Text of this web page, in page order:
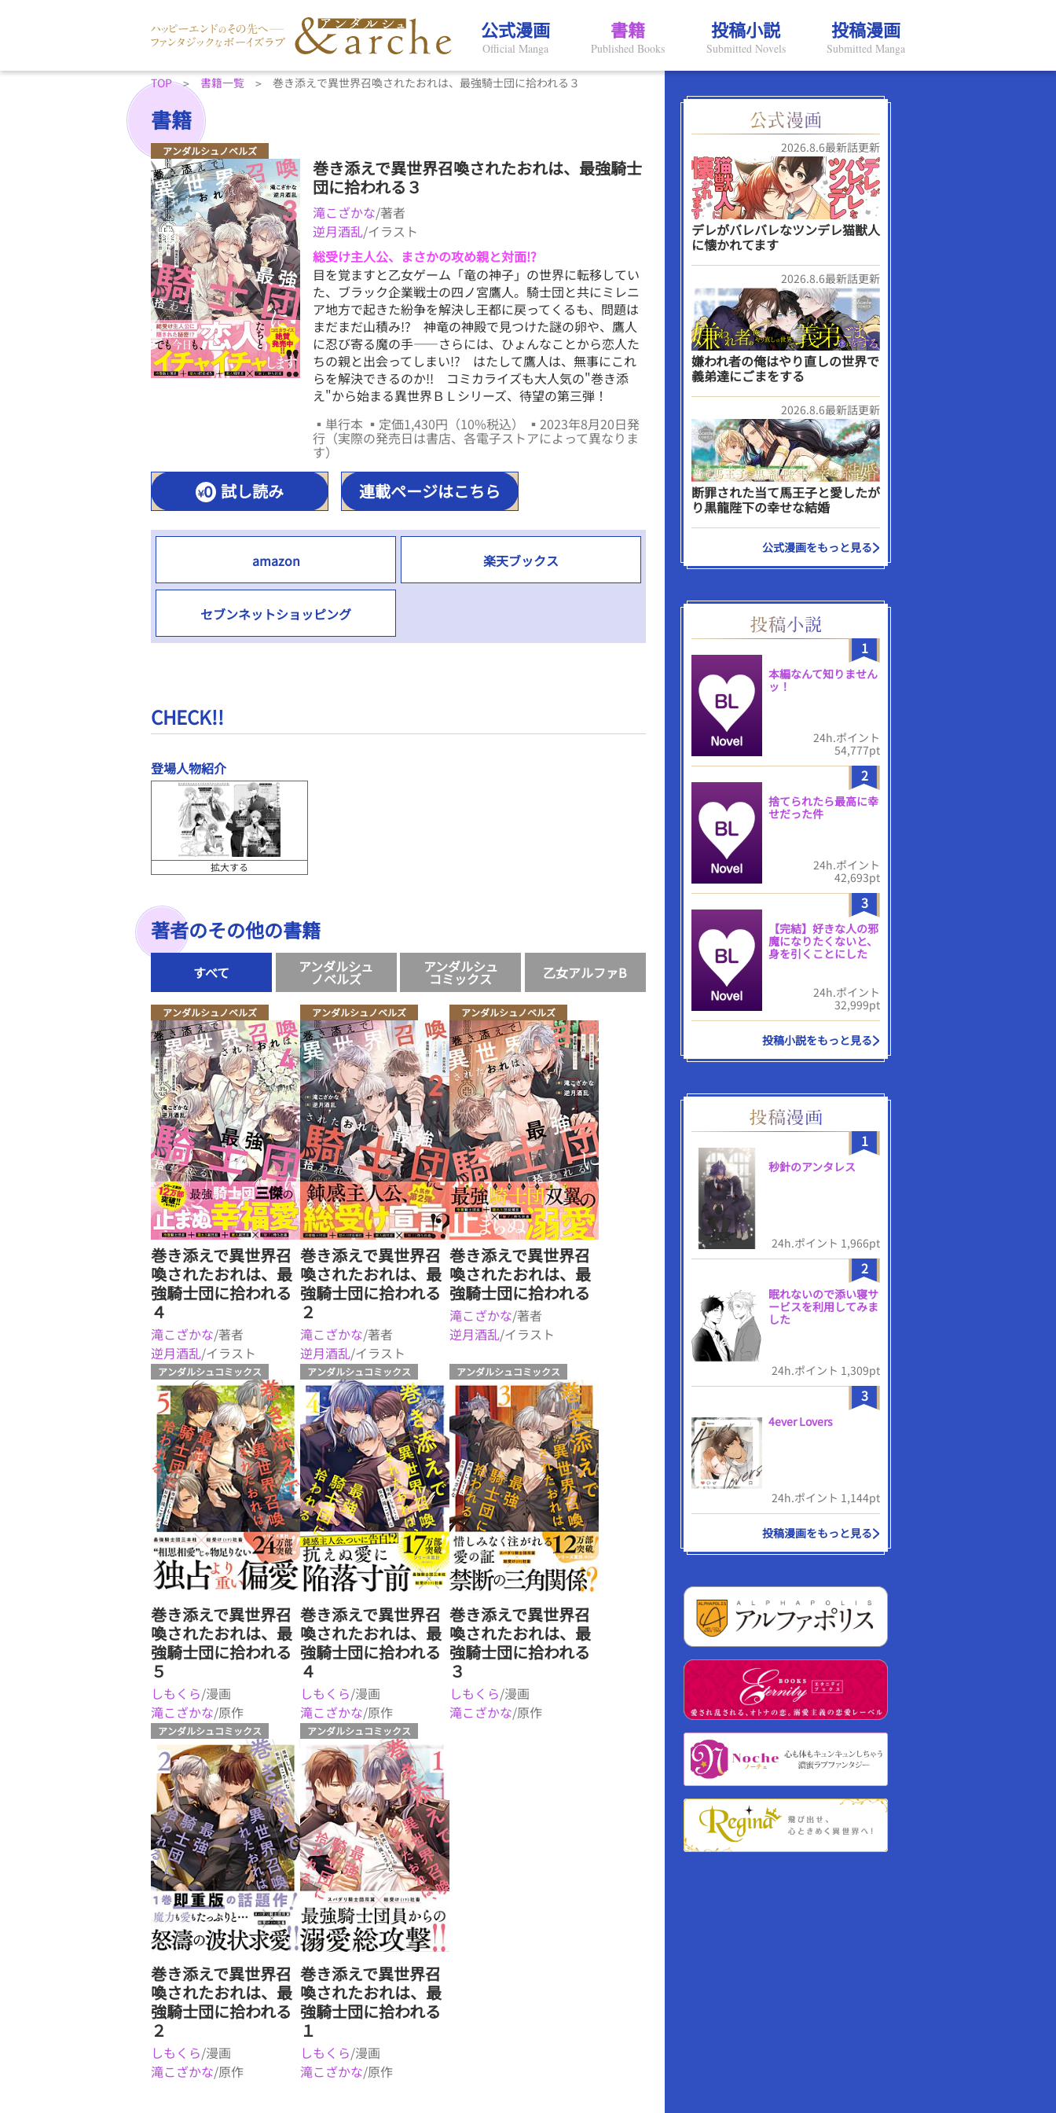
公式漫画
Official Manga
書籍
Published Books
投稿小説
Submitted Novels
投稿漫画
Submitted Manga
TOP 書籍一覧 巻き添えで異世界召喚されたおれは、最強騎士団に拾われる３
書籍
アンダルシュノベルズ
巻き添えで異世界召喚されたおれは、最強騎士
団に拾われる３
滝こざかな/著者
逆月酒乱/イラスト
総受け主人公、まさかの攻め親と対面!?
目を覚ますと乙女ゲーム「竜の神子」の世界に転移してい
た、ブラック企業戦士の四ノ宮鷹人。騎士団と共にミレニ
ア地方で起きた紛争を解決し王都に戻ってくるも、問題は
まだまだ山積み!? 神竜の神殿で見つけた謎の卵や、鷹人
に忍び寄る魔の手――さらには、ひょんなことから恋人た
ちの親と出会ってしまい!? はたして鷹人は、無事にこれ
らを解決できるのか!! コミカライズも大人気の"巻き添
え"から始まる異世界ＢＬシリーズ、待望の第三弾！
▪単行本 ▪定価1,430円（10%税込） ▪2023年8月20日発
行（実際の発売日は書店、各電子ストアによって異なりま
す）
試し読み 連載ページはこちら
amazon 楽天ブックス
セブンネットショッピング
CHECK!!
登場人物紹介
拡大する
著者のその他の書籍
すべて アンダルシュ
ノベルズ
アンダルシュ
コミックス 乙女アルファB
アンダルシュノベルズ
巻き添えで異世界召
喚されたおれは、最
強騎士団に拾われる
４
滝こざかな/著者
逆月酒乱/イラスト
アンダルシュノベルズ
巻き添えで異世界召
喚されたおれは、最
強騎士団に拾われる
２
滝こざかな/著者
逆月酒乱/イラスト
アンダルシュノベルズ
巻き添えで異世界召
喚されたおれは、最
強騎士団に拾われる
滝こざかな/著者
逆月酒乱/イラスト
アンダルシュコミックス
巻き添えで異世界召
喚されたおれは、最
強騎士団に拾われる
５
しもくら/漫画
滝こざかな/原作
アンダルシュコミックス
巻き添えで異世界召
喚されたおれは、最
強騎士団に拾われる
４
しもくら/漫画
滝こざかな/原作
アンダルシュコミックス
巻き添えで異世界召
喚されたおれは、最
強騎士団に拾われる
３
しもくら/漫画
滝こざかな/原作
アンダルシュコミックス
巻き添えで異世界召
喚されたおれは、最
強騎士団に拾われる
２
しもくら/漫画
滝こざかな/原作
アンダルシュコミックス
巻き添えで異世界召
喚されたおれは、最
強騎士団に拾われる
１
しもくら/漫画
滝こざかな/原作
2026.8.6最新話更新
デレがバレバレなツンデレ猫獣人
に懐かれてます
2026.8.6最新話更新
嫌われ者の俺はやり直しの世界で
義弟達にごまをする
2026.8.6最新話更新
断罪された当て馬王子と愛したが
り黒龍陛下の幸せな結婚
公式漫画をもっと見る
1
本編なんて知りません
ッ！
24h.ポイント
54,777pt
2
捨てられたら最高に幸
せだった件
24h.ポイント
42,693pt
3
【完結】好きな人の邪
魔になりたくないと、
身を引くことにした
24h.ポイント
32,999pt
投稿小説をもっと見る
1
秒針のアンタレス
24h.ポイント 1,966pt
2
眠れないので添い寝サ
ービスを利用してみま
した
24h.ポイント 1,309pt
3
4ever Lovers
24h.ポイント 1,144pt
投稿漫画をもっと見る